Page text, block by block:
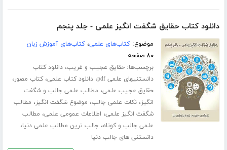
دانلود کتاب حقایق شگفت انگیز علمی - جلد پنجم
موضوع:کتاب‌های علمی،کتاب‌های آموزش زبان
۸۰ صفحه
برچسب‌ها:حقایق عجیب و غریب،دانلود کتاب
دانستنیهای علمی pdf
،دانلود کتاب علمی،کتاب مصور،
حقایق عجیب علمی، مطالب علمی جالب و شگفت
انگیز،نکات علمی جالب، موضوع شگفت انگیز، مطالب
شگفت انگیز علمی، اطلاعات عمومی علمی، مطالب
علمی جالب و کوتاه، جالب ترین مطالب علمی دنیا،
دانستنی های جالب دنیا